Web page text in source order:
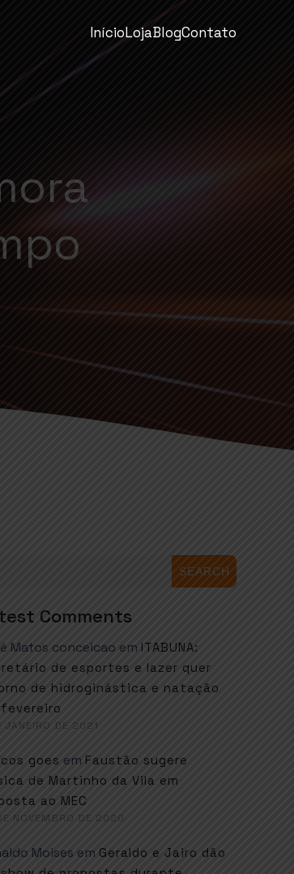
InícioLojaBlogContato
SEARCH
Comments
Matos conceicao em ITABUNA:
de esportes e lazer quer
de hidroginástica e natação
JANEIRO DE 2021
goes em Faustão sugere
de Martinho da Vila em
ao MEC
NOVEMBRO DE 2020
Moises em Geraldo e Jairo dão